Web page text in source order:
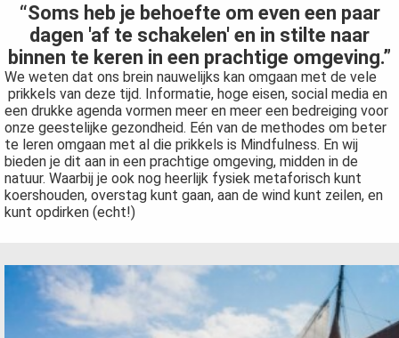
“Soms heb je behoefte om even een paar
dagen 'af te schakelen' en in stilte naar
binnen te keren in een prachtige omgeving.”
We weten dat ons brein nauwelijks kan omgaan met de vele
prikkels van deze tijd. Informatie, hoge eisen, social media en
een drukke agenda vormen meer en meer een bedreiging voor
onze geestelijke gezondheid. Eén van de methodes om beter
te leren omgaan met al die prikkels is Mindfulness. En wij
bieden je dit aan in een prachtige omgeving, midden in de
natuur. Waarbij je ook nog heerlijk fysiek metaforisch kunt
koershouden, overstag kunt gaan, aan de wind kunt zeilen, en
kunt opdirken (echt!)